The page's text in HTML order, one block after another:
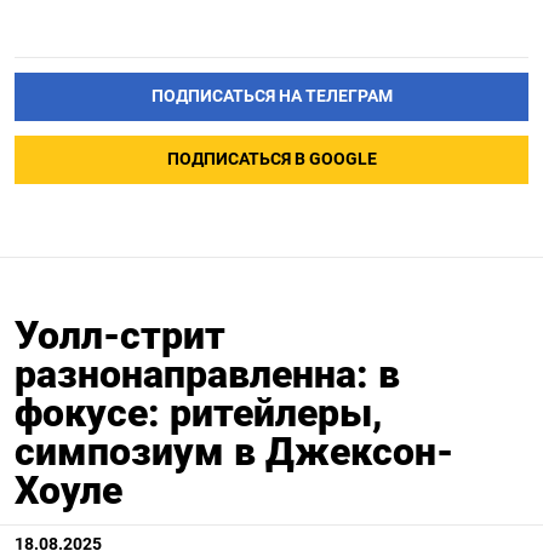
ПОДПИСАТЬСЯ НА ТЕЛЕГРАМ
ПОДПИСАТЬСЯ В GOOGLE
Уолл-стрит
разнонаправленна: в
фокусе: ритейлеры,
симпозиум в Джексон-
Хоуле
18.08.2025